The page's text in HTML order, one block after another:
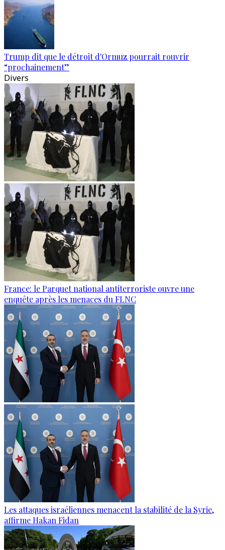
Trump dit que le détroit d'Ormuz pourrait rouvrir
“prochainement”
Divers
France: le Parquet national antiterroriste ouvre une
enquête après les menaces du FLNC
Les attaques israéliennes menacent la stabilité de la Syrie,
affirme Hakan Fidan